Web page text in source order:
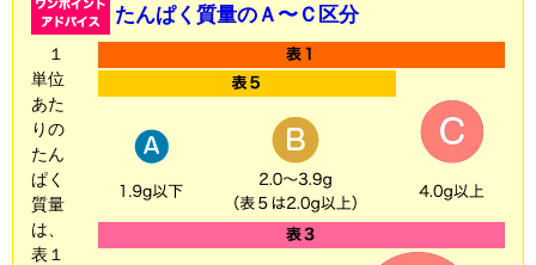
たんぱく質量のＡ〜Ｃ区分
１
単位
あた
りの
たん
ぱく
質量
は、
表１